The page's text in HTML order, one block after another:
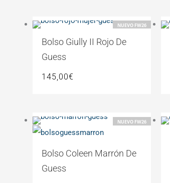
NUEVO FW26
Bolso Giully II Rojo De
Guess
145,00€
NUEVO FW26
Bolso Coleen Marrón De
Guess